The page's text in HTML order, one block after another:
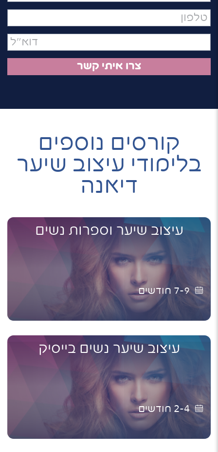
טלפון
קורסים נוספים
בלימודי עיצוב שיער
דיאנה
עיצוב שיער וספרות נשים
7-9 חודשים
עיצוב שיער נשים בייסיק
2-4 חודשים